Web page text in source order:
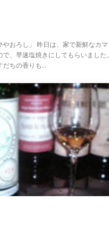
は、家で新鮮なカマ
、早速塩焼きにしてもらいました。
ちの香りも...